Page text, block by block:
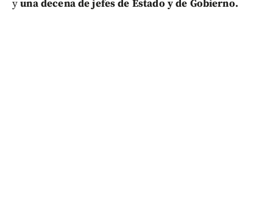
yuna decena de jefes de Estado y de Gobierno.